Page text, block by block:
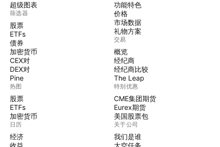
超级图表
筛选器
股票
ETFs
债券
加密货币
CEX对
DEX对
Pine
热图
股票
ETFs
加密货币
日历
经济
收益
功能特色
价格
市场数据
礼物方案
交易
概览
经纪商
经纪商比较
The Leap
特别优惠
CME集团期货
Eurex期货
美国股票包
关于公司
我们是谁
太空任务